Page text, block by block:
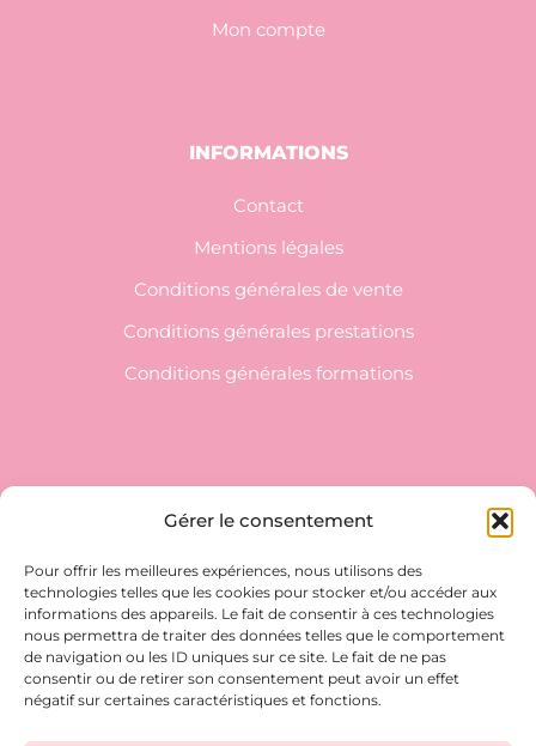
Gérer le consentement
Pour offrir les meilleures expériences, nous utilisons des
technologies telles que les cookies pour stocker et/ou accéder aux
informations des appareils. Le fait de consentir à ces technologies
nous permettra de traiter des données telles que le comportement
de navigation ou les ID uniques sur ce site. Le fait de ne pas
consentir ou de retirer son consentement peut avoir un effet
négatif sur certaines caractéristiques et fonctions.
Mon compte
INFORMATIONS
Contact
Mentions légales
Conditions générales de vente
Conditions générales prestations
Conditions générales formations
E-MAIL*